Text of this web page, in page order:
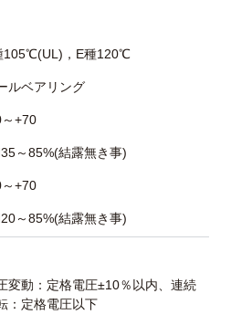
105℃(UL)，E種120℃
ルベアリング
+70
～85%(結露無き事)
+70
～85%(結露無き事)
変動：定格電圧±10％以内、連続
：定格電圧以下